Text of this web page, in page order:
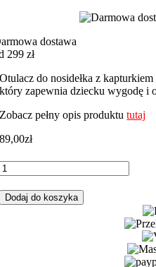
dostawa
299 zł
Otulacz do nosidełka z
który zapewnia dziecku wygodę i
Zobacz pełny opis produktututaj
89,00zł
Dodaj do koszyka